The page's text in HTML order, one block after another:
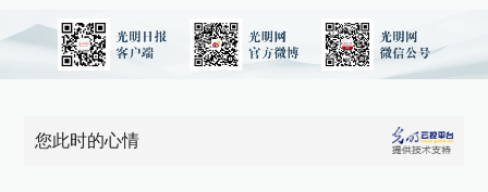
您此时的心情